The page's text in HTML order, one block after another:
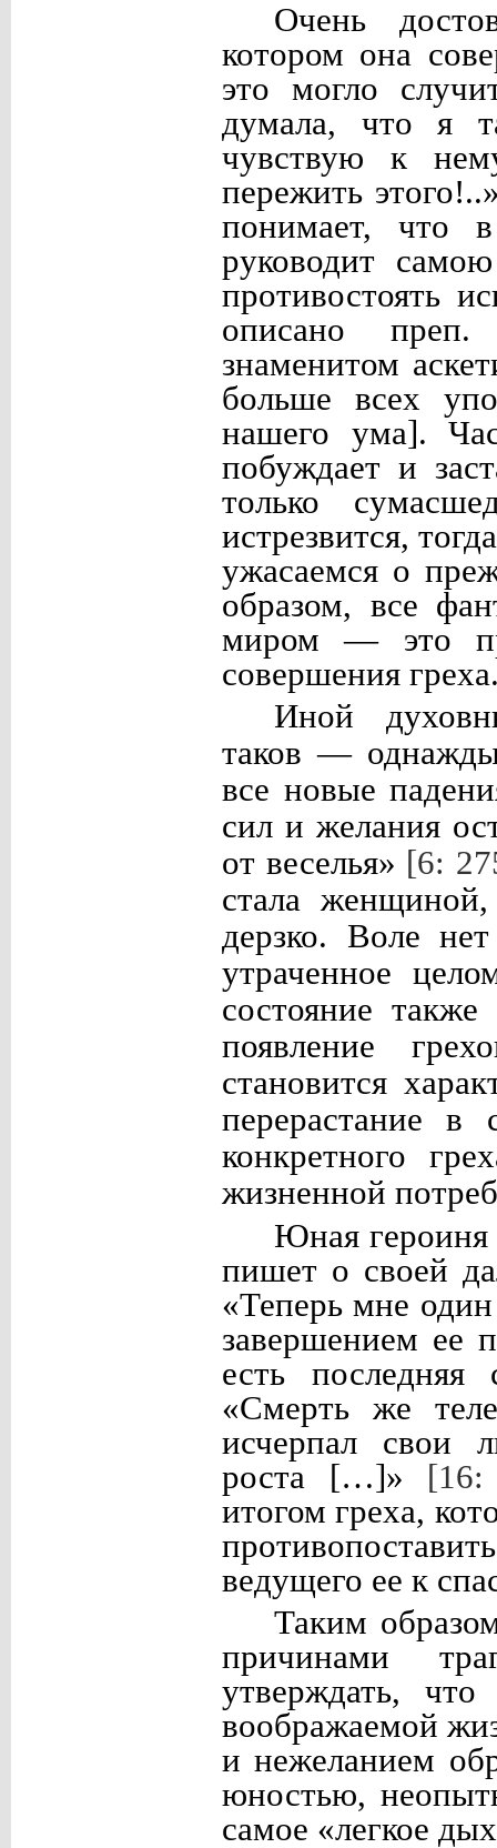
Очень
котором она
это могло
думала, что я
чувствую к
пережить
понимает, что
руководит
противостоять
описано
знаменитом
больше всех
нашего ума].
побуждает и
только
истрезвится,
ужасаемся о
образом, все
миром — это
совершения
Иной
таков — однажды
все новые
сил и желания
от веселья» [6:
стала
дерзко. Воле
утраченное
состояние
появление
становится
перерастание в
конкретного
жизненной
Юная героиня
пишет о своей
«Теперь мне
завершением ее
есть последняя
«Смерть же
исчерпал свои
роста […]» [16:
итогом греха,
ведущего ее к
Таким
причинами
утверждать,
воображаемой
и нежеланием
юностью,
самое «легкое